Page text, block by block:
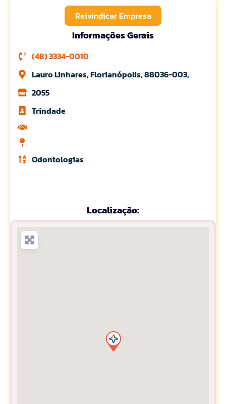
Reivindicar Empresa
Informações Gerais
(48) 3334-0010
Lauro Linhares, Florianópolis, 88036-003,
2055
Trindade
Odontologias
Localização: